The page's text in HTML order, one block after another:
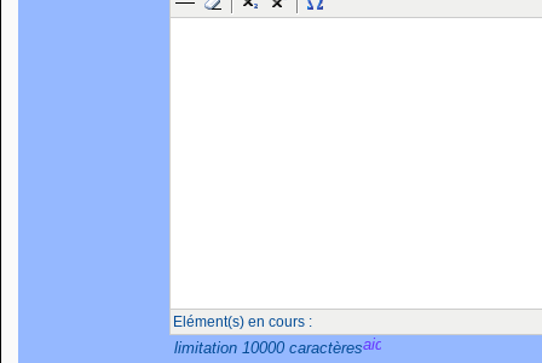
Elément(s) en cours :
limitation 10000 caractères